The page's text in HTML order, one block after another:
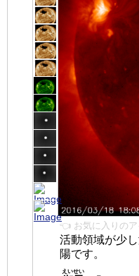
👈 お気に入りのア
活動領域が少
陽です。
えいせい